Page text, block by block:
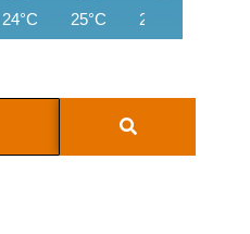
24°C 25°C 25°C